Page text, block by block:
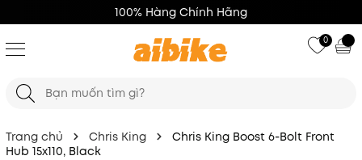
100% Hàng Chính Hãng
0
Trang chủ Chris King
Chris King Boost 6-Bolt Front
Hub 15x110, Black